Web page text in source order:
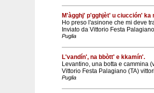
M'àgghj' p'gghjèt' u ciucción' ka
Ho preso l'asinone che mi deve
Inviato da Vittorio Festa
Puglia
L'vandín', na bbòtt' e kkamín'.
Levantino, una botta e cammina
Vittorio Festa Palagiano (TA)
Puglia